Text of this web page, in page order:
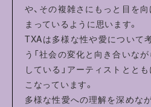
や、その複雑さにもっと目を
まっているように思います。
TXAは多様な性や愛について
う「社会の変化と向き合いな
している」アーティストとと
こなっています。
多様な性愛への理解を深めな